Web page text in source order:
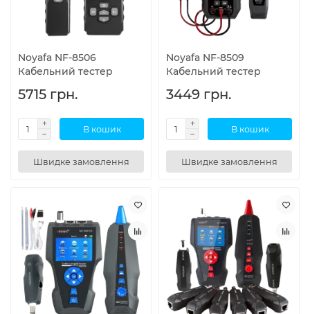
Noyafa NF-8506
Кабельний тестер
5715 грн.
В кошик
Швидке замовлення
Noyafa NF-8509
Кабельний тестер
3449 грн.
В кошик
Швидке замовлення